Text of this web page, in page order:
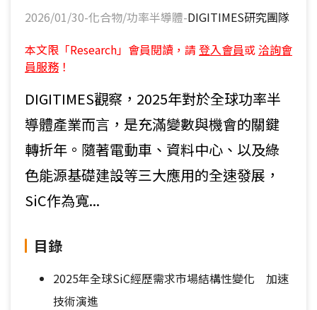
2026/01/30-化合物/功率半導體-DIGITIMES研究團隊
本文限「Research」會員閱讀，請 登入會員或 洽詢會
員服務 ！
DIGITIMES觀察，2025年對於全球功率半
導體產業而言，是充滿變數與機會的關鍵
轉折年。隨著電動車、資料中心、以及綠
色能源基礎建設等三大應用的全速發展，
SiC作為寬...
目錄
2025年全球SiC經歷需求市場結構性變化 加速
技術演進